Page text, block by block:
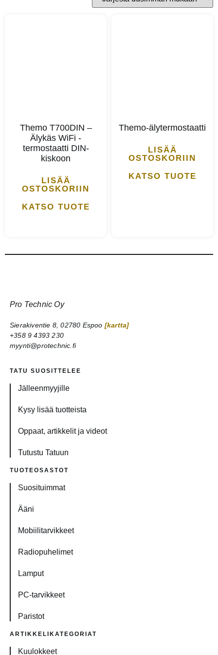
Themo T700DIN –
Älykäs WiFi -
termostaatti DIN-
kiskoon
LISÄÄ
OSTOSKORIIN
KATSO TUOTE
Themo-älytermostaatti
LISÄÄ
OSTOSKORIIN
KATSO TUOTE
Pro Technic Oy
Sierakiventie 8, 02780 Espoo [kartta]
+358 9 4393 230
myynti@protechnic.fi
TATU SUOSITTELEE
Jälleenmyyjille
Kysy lisää tuotteista
Oppaat, artikkelit ja videot
Tutustu Tatuun
TUOTEOSASTOT
Suosituimmat
Ääni
Mobiilitarvikkeet
Radiopuhelimet
Lamput
PC-tarvikkeet
Paristot
ARTIKKELIKATEGORIAT
Kuulokkeet